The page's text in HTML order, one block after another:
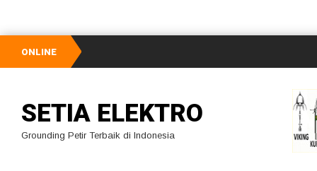
ONLINE
SETIA ELEKTRO
Grounding Petir Terbaik di Indonesia